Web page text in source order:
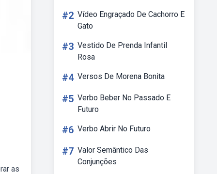
as
#2 Vídeo Engraçado De Cachorro E
Gato
#3 Vestido De Prenda Infantil
Rosa
#4 Versos De Morena Bonita
#5 Verbo Beber No Passado E
Futuro
#6 Verbo Abrir No Futuro
#7 Valor Semântico Das
Conjunções